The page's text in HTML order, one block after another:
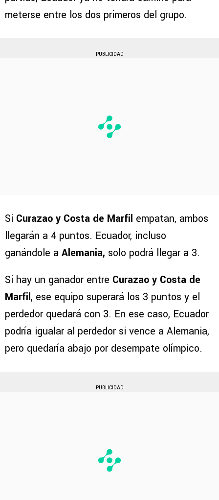
meterse entre los dos primeros del grupo.
PUBLICIDAD
Si Curazao y Costa de Marfil empatan, ambos
llegarán a 4 puntos. Ecuador, incluso
ganándole a Alemania, solo podrá llegar a 3.
Si hay un ganador entre Curazao y Costa de
Marfil, ese equipo superará los 3 puntos y el
perdedor quedará con 3. En ese caso, Ecuador
podría igualar al perdedor si vence a Alemania,
pero quedaría abajo por desempate olímpico.
PUBLICIDAD